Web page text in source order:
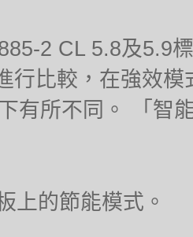
2 CL 5.8及5.9
比較，在強效模
有所不同。 「智
上的節能模式。